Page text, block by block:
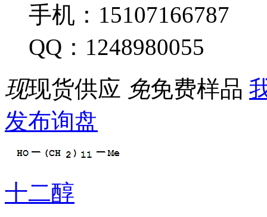
手机：15107166787
QQ：1248980055
现现货供应 免免费样品
发布询盘
十二醇